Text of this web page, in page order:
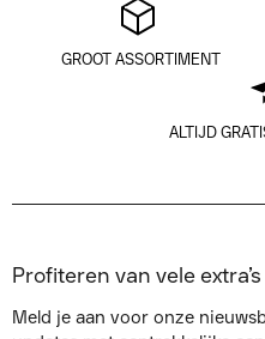
GROOT ASSORTIMENT
ALTIJD
Profiteren van vele
Meld je aan voor onze